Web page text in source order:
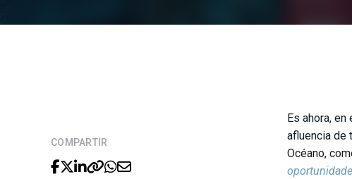
COMPARTIR
Es ahora,
afluencia de
Océano,